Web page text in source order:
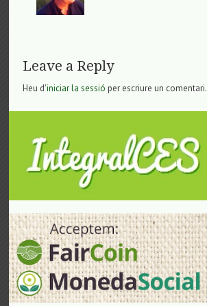
Leave a Reply
Heu d'iniciar la sessió per escriure un comentari.